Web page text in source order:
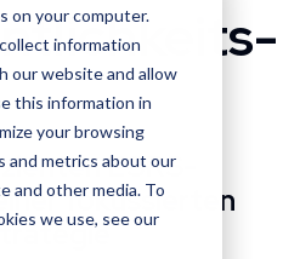
on your computer.
information
our website and allow
this information in
your browsing
and metrics about our
and other media. To
we use, see our
ESRS-
fokussierten